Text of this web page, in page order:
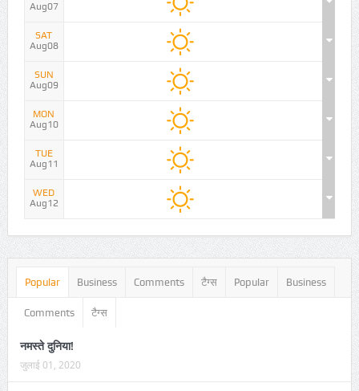
Aug07
SAT
Aug08
SUN
Aug09
MON
Aug10
TUE
Aug11
WED
Aug12
Popular Business Comments टैग्स Popular Business
Comments टैग्स
नमस्ते दुनिया!
जुलाई 01, 2020